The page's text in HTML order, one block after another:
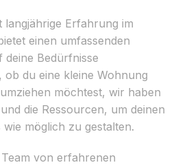
langjährige Erfahrung im
einen umfassenden
deine Bedürfnisse
ob du eine kleine Wohnung
möchtest, wir haben
die Ressourcen, um deinen
möglich zu gestalten.
von erfahrenen